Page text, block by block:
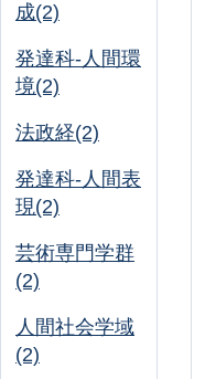
成(2)
発達科-人間環
境(2)
法政経(2)
発達科-人間表
現(2)
芸術専門学群
(2)
人間社会学域
(2)